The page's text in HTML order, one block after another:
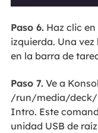
Paso 6.Haz clic en
izquierda. Una
en la barra de
Paso 7.Ve a
/run/media/deck/
Intro. Este
unidad USB de